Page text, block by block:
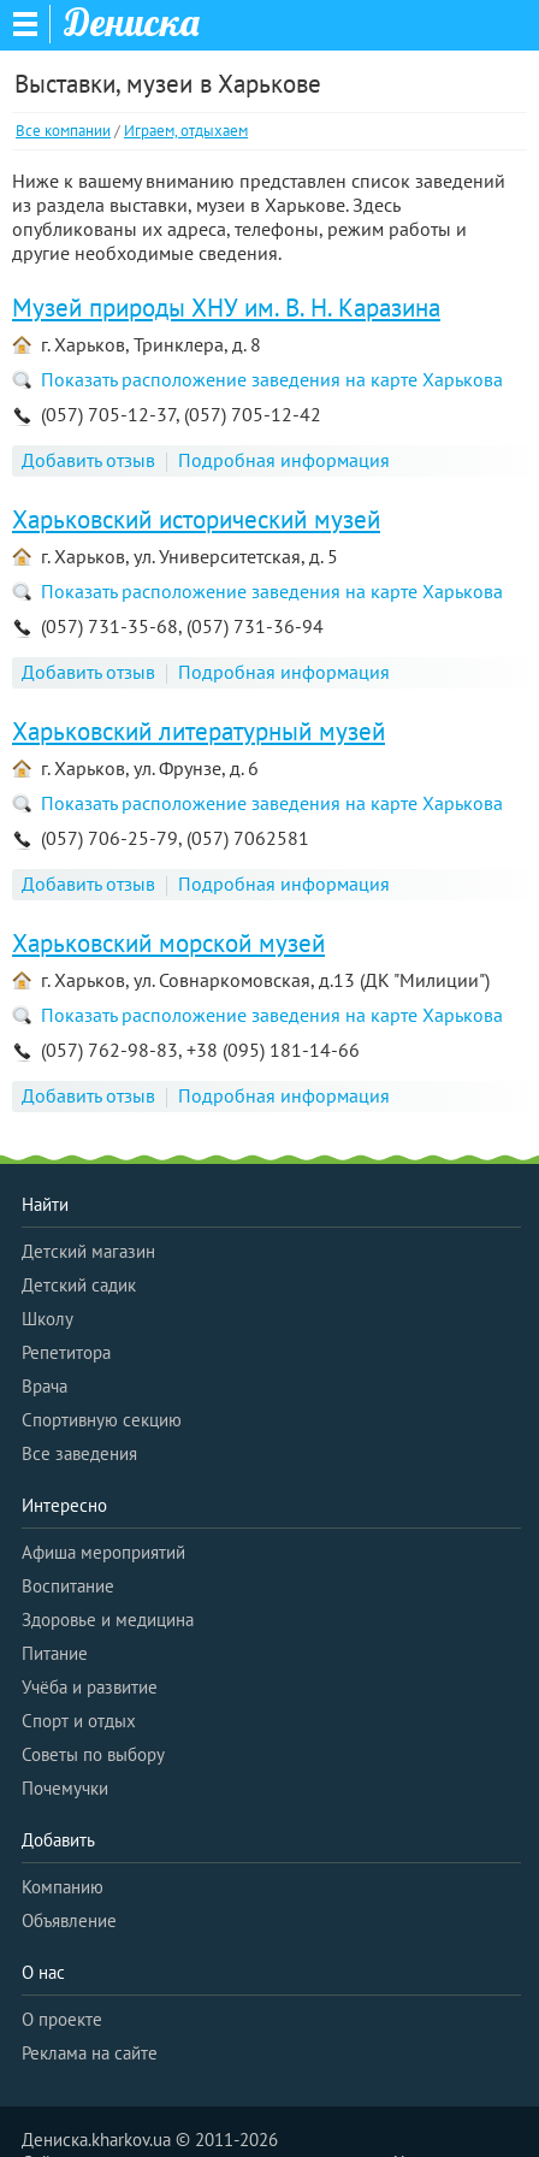
Дениска
Выставки, музеи в Харькове
Все компании/ Играем, отдыхаем
Ниже к вашему вниманию представлен список заведений
из раздела выставки, музеи в Харькове. Здесь
опубликованы их адреса, телефоны, режим работы и
другие необходимые сведения.
Музей природы ХНУ им. В. Н. Каразина
г. Харьков, Тринклера, д. 8
Показать расположение заведения на карте Харькова
(057) 705-12-37, (057) 705-12-42
Добавить отзыв
Подробная информация
Харьковский исторический музей
г. Харьков, ул. Университетская, д. 5
Показать расположение заведения на карте Харькова
(057) 731-35-68, (057) 731-36-94
Добавить отзыв
Подробная информация
Харьковский литературный музей
г. Харьков, ул. Фрунзе, д. 6
Показать расположение заведения на карте Харькова
(057) 706-25-79, (057) 7062581
Добавить отзыв
Подробная информация
Харьковский морской музей
г. Харьков, ул. Совнаркомовская, д.13 (ДК "Милиции")
Показать расположение заведения на карте Харькова
(057) 762-98-83, +38 (095) 181-14-66
Добавить отзыв
Подробная информация
Найти
Детский магазин
Детский садик
Школу
Репетитора
Врача
Спортивную секцию
Все заведения
Интересно
Афиша мероприятий
Воспитание
Здоровье и медицина
Питание
Учёба и развитие
Спорт и отдых
Советы по выбору
Почемучки
Добавить
Компанию
Объявление
О нас
О проекте
Реклама на сайте
Дениска.kharkov.ua © 2011-2026